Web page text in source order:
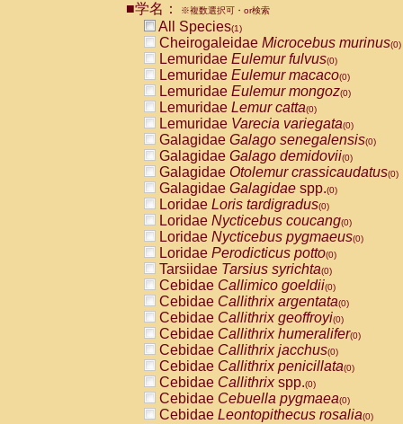
CebidaeCebus nigrivittatus
CebidaeCebus
CebidaeSaimiri boliviensis(0)
CebidaeSaimiri sciureus(0)
AtelidaeAlouatta caraya(0)
AtelidaeAlouatta fusca(0)
AtelidaeAlouatta seniculus
AtelidaeAlouattaspp.(0)
AtelidaeAteles belzebuth(0)
AtelidaeAteles geoffroyi(0)
AtelidaeAteles paniscus(0)
AtelidaeAtelesspp.(0)
Atelidae Lagothrix lagothricha
AtelidaeLagothrix lagothricha cana
PitheciidaeCacajao calvus
PitheciidaeCallicebus cupreus
PitheciidaeCallicebus donacophilus
PitheciidaeCallicebus moloch
PitheciidaeCallicebus torquatus
PitheciidaeCallicebusspp.(0)
PitheciidaeChiropotes satanas(0)
PitheciidaePithecia monachus
PitheciidaePithecia pithecia(0)
CercopithecidaeCercocebus agilis
CercopithecidaeCercocebus
CercopithecidaeCercocebus
■学名： ※複数選択可・or検索
All Species(1)
Cheirogaleidae Microcebus murinus(0)
Lemuridae Eulemur fulvus(0)
Lemuridae Eulemur macaco(0)
Lemuridae Eulemur mongoz(0)
Lemuridae Lemur catta(0)
Lemuridae Varecia variegata(0)
Galagidae Galago senegalensis(0)
Galagidae Galago demidovii(0)
Galagidae Otolemur crassicaudatus(0)
Galagidae Galagidae spp.(0)
Loridae Loris tardigradus(0)
Loridae Nycticebus coucang(0)
Loridae Nycticebus pygmaeus(0)
Loridae Perodicticus potto(0)
Tarsiidae Tarsius syrichta(0)
Cebidae Callimico goeldii(0)
Cebidae Callithrix argentata(0)
Cebidae Callithrix geoffroyi(0)
Cebidae Callithrix humeralifer(0)
Cebidae Callithrix jacchus(0)
Cebidae Callithrix penicillata(0)
Cebidae Callithrixspp.(0)
Cebidae Cebuella pygmaea(0)
Cebidae Leontopithecus rosalia(0)